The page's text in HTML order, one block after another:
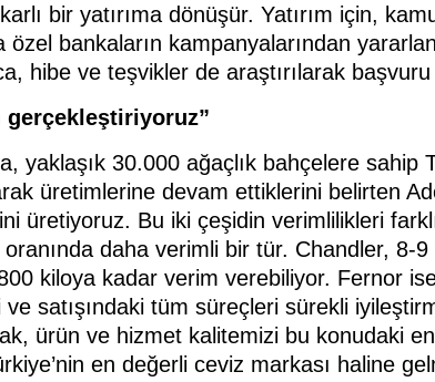
bir yatırıma dönüşür. Yatırım için,
bankaların kampanyalarından
hibe ve teşvikler de araştırılarak başvuru
gerçekleştiriyoruz”
yaklaşık 30.000 ağaçlık bahçelere sahip
üretimlerine devam ettiklerini belirten
üretiyoruz. Bu iki çeşidin verimlilikleri
daha verimli bir tür. Chandler, 8-9
kiloya kadar verim verebiliyor. Fernor
satışındaki tüm süreçleri sürekli
ürün ve hizmet kalitemizi bu konudaki
en değerli ceviz markası haline